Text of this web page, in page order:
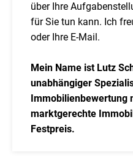
über Ihre
für Sie tun kann. Ich
oder Ihre E-Mail.
Mein Name ist Lutz
unabhängiger
Immobilienbewertung
marktgerechte
Festpreis.